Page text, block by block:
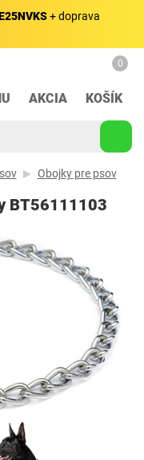
+ doprava
AKCIA
0
KOŠÍK
Obojky pre psov
BT56111103